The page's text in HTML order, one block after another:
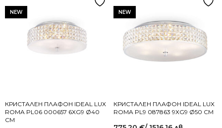
NEW
КРИСТАЛЕН ПЛАФОН IDEAL LUX
ROMA PL06 000657 6XG9 Ø40
СМ
NEW
КРИСТАЛЕН ПЛАФОН IDEAL LUX
ROMA PL9 087863 9XG9 Ø50 СМ